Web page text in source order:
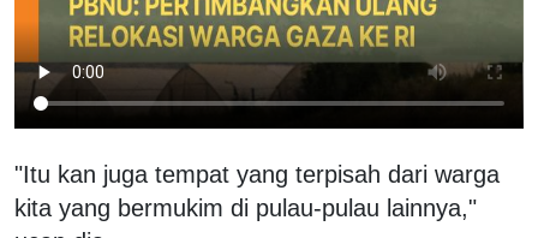
"Itu kan juga tempat yang terpisah dari warga
kita yang bermukim di pulau-pulau lainnya,"